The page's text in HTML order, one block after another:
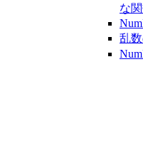
な
乱